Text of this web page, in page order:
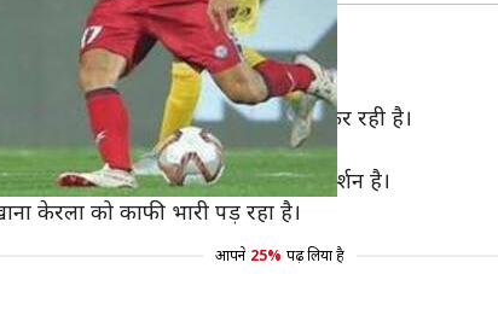
चार मैचों से लगातार खराब प्रदर्शन कर रही है।
है।
जो कि उनका ISL में सबसे खराब प्रदर्शन है।
केरला को काफी भारी पड़ रहा है।
आपने 25% पढ़ लिया है